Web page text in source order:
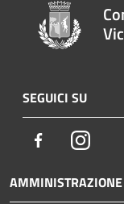
SEGUICI SU
Facebook
AMMINISTRAZIONE